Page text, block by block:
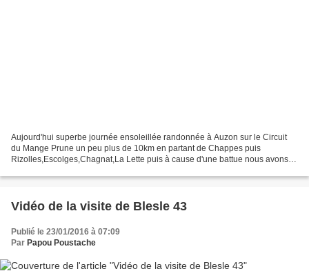
Aujourd'hui superbe journée ensoleillée randonnée à Auzon sur le Circuit
du Mange Prune un peu plus de 10km en partant de Chappes puis
Rizolles,Escolges,Chagnat,La Lette puis à cause d'une battue nous avons
Vidéo de la visite de Blesle 43
Publié le 23/01/2016 à 07:09
Par Papou Poustache